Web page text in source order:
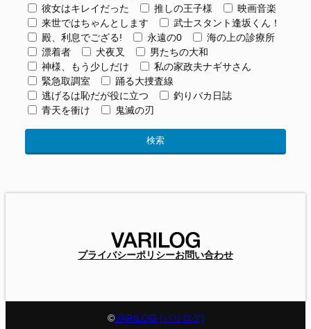
彼女はキレイだった
推しの王子様
映画音楽
来世ではちゃんとします
武士スタント逢坂くん！
殿、利息でござる!
永遠の0
海の上の診療所
漂着者
犬夜叉
男たちの大和
神様、もう少しだけ
私の家政夫ナギサさん
緊急取調室
踊る大捜査線
逃げるは恥だが役に立つ
釣りバカ日誌
青天を衝け
鬼滅の刃
プライバシーポリシーお問い合わせ
©VARILOG [バリログ]